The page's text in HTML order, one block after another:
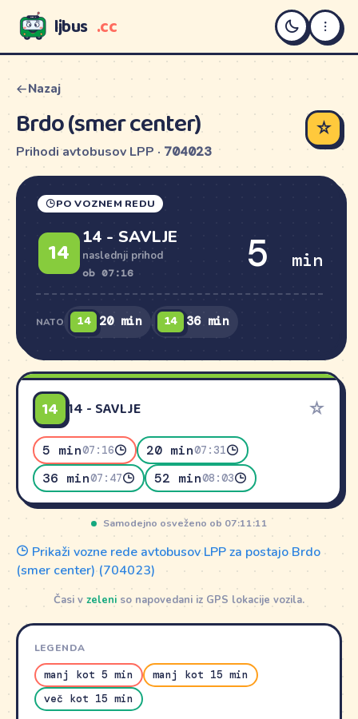
LJBUS ljbus .cc
Nazaj
Brdo (smer center)
Prihodi avtobusov LPP · 704023
☆
PO VOZNEM REDU
14 14 - SAVLJE
naslednji prihod
ob 07:16 5 min
NATO 14 20 min 14 36 min
14 14 - SAVLJE ☆
5 min07:16 20 min07:31
36 min07:47 52 min08:03
Samodejno osveženo ob 07:11:11
Prikaži vozne rede avtobusov LPP za postajo Brdo
(smer center) (704023)
Časi v zeleni so napovedani iz GPS lokacije vozila.
LEGENDA
manj kot 5 min
manj kot 15 min
več kot 15 min